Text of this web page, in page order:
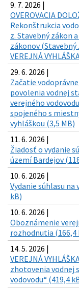
9. 7. 2026 |
OVEROVACIA
Rekonštrukcia
z. Stavebný zákon
zákonov
VEREJNÁ
29. 6. 2026 |
Začatie
povolenia vodnej
verejného
spojeného s
vyhláškou (3,5 MB)
11. 6. 2026 |
Žiadosť o vydanie
území Bardejov
10. 6. 2026 |
Vydanie súhlasu na
kB)
10. 6. 2026 |
Oboznámenie
rozhodnutia (166,4
14. 5. 2026 |
VEREJNÁ
zhotovenia vodnej
vodovodu“ (419,4